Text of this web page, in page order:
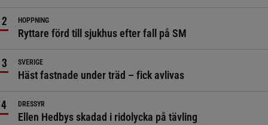
HOPPNING
Ryttare förd till sjukhus efter fall på SM
SVERIGE
Häst fastnade under träd – fick avlivas
DRESSYR
Ellen Hedbys skadad i ridolycka på tävling